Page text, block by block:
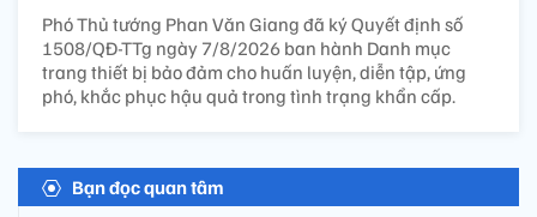
Phó Thủ tướng Phan Văn Giang đã ký Quyết định số
1508/QĐ-TTg ngày 7/8/2026 ban hành Danh mục
trang thiết bị bảo đảm cho huấn luyện, diễn tập, ứng
phó, khắc phục hậu quả trong tình trạng khẩn cấp.
Bạn đọc quan tâm